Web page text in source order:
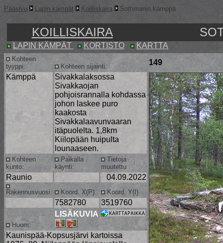
Pääsivu Lapin kämpät Koilliskaira Sothmanin kämppä
KOILLISKAIRA
LAPIN KÄMPÄT KORTISTO KARTTA
Kohteen
tyyppi:
Kohteen sijainti:
149
Kämppä
Sivakkalaksossa
Sivakkaojan
pohjoisrannalla kohdassa
johon laskee puro
kaakosta
Sivakkalaavunvaaran
itäpuolelta. 1,8km
Kiilopään huipulta
lounaaseen.
Kohteen
kunto:
Paikalla
käynti:
Tietoja
muutettu
Raunio 04.09.2022
Rakennusvuosi: Koord. X(P) Koord. Y(I)
7582780 3519760
Huom:
LISÄKUVIA
Kaunispää-Kopsusjärvi kartoissa